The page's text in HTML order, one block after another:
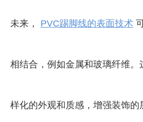
未来， PVC踢脚线的表面技术
相结合，例如金属和玻璃纤维。
样化的外观和质感，增强装饰的